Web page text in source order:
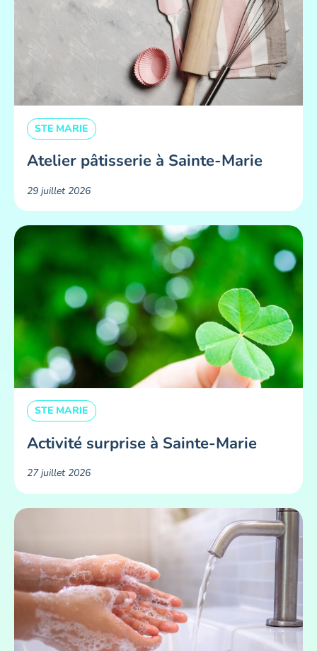
STE MARIE
Atelier pâtisserie à Sainte-Marie
29 juillet 2026
STE MARIE
Activité surprise à Sainte-Marie
27 juillet 2026